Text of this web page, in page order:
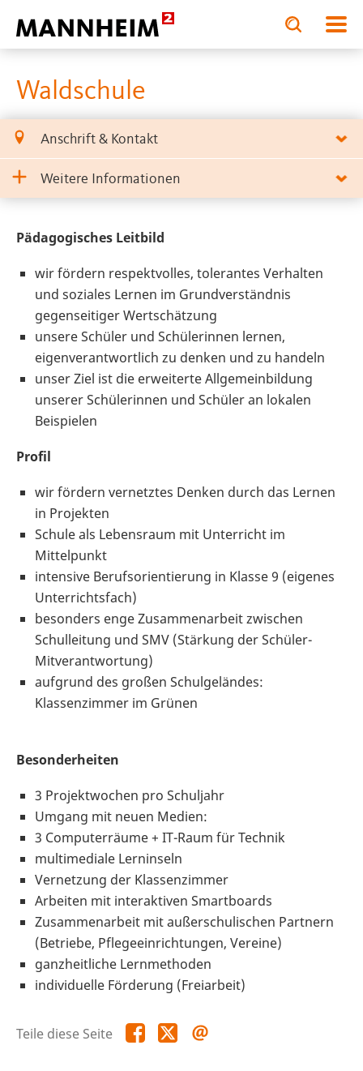
Toggle
search
input
Toggle
search
input
Waldschule
Anschrift & Kontakt
Weitere Informationen
Pädagogisches Leitbild
wir fördern respektvolles, tolerantes Verhalten
und soziales Lernen im Grundverständnis
gegenseitiger Wertschätzung
unsere Schüler und Schülerinnen lernen,
eigenverantwortlich zu denken und zu handeln
unser Ziel ist die erweiterte Allgemeinbildung
unserer Schülerinnen und Schüler an lokalen
Beispielen
Profil
wir fördern vernetztes Denken durch das Lernen
in Projekten
Schule als Lebensraum mit Unterricht im
Mittelpunkt
intensive Berufsorientierung in Klasse 9 (eigenes
Unterrichtsfach)
besonders enge Zusammenarbeit zwischen
Schulleitung und SMV (Stärkung der Schüler-
Mitverantwortung)
aufgrund des großen Schulgeländes:
Klassenzimmer im Grünen
Besonderheiten
3 Projektwochen pro Schuljahr
Umgang mit neuen Medien:
3 Computerräume + IT-Raum für Technik
multimediale Lerninseln
Vernetzung der Klassenzimmer
Arbeiten mit interaktiven Smartboards
Zusammenarbeit mit außerschulischen Partnern
(Betriebe, Pflegeeinrichtungen, Vereine)
ganzheitliche Lernmethoden
individuelle Förderung (Freiarbeit)
Teile diese Seite Teile
diese
Teile
diese